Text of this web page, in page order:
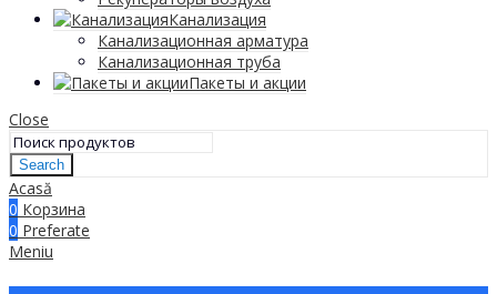
Канализация
Канализационная арматура
Канализационная труба
Пакеты и акции
Close
Search
Acasă
0 Корзина
0 Preferate
Meniu